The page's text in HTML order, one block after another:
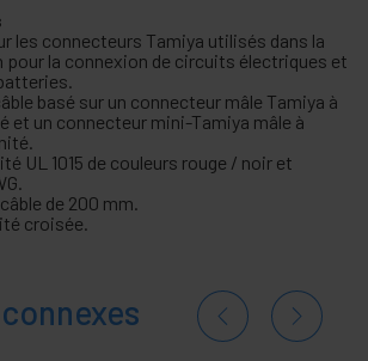
les connecteurs Tamiya utilisés dans la
la connexion de circuits électriques et
basé sur un connecteur mâle Tamiya à
et un connecteur mini-Tamiya mâle à
UL 1015 de couleurs rouge / noir et
de 200 mm.
croisée.